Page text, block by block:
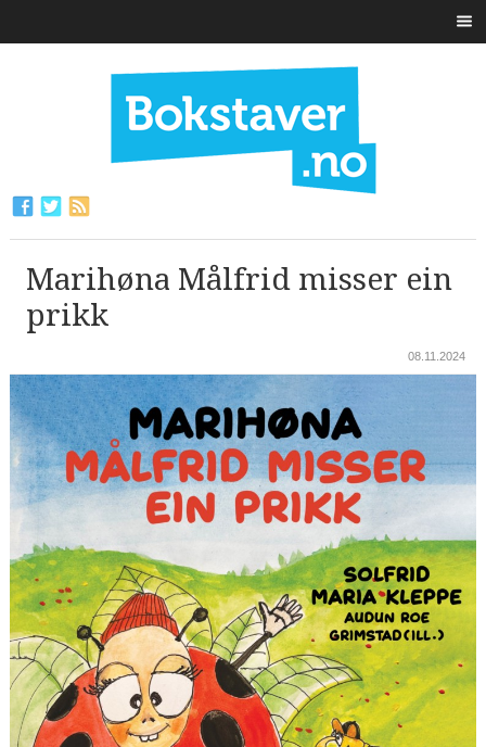
Marihøna Målfrid misser ein
prikk
08.11.2024